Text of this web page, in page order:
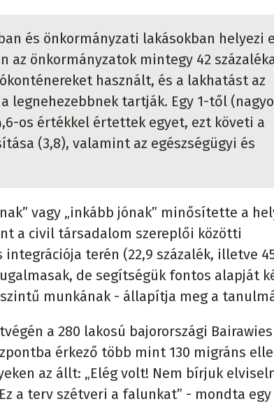
és önkormányzati lakásokban helyezi
önkormányzatok mintegy 42
használt, és a lakhatást az
legnehezebbnek tartják. Egy 1-től
os értékkel értettek egyet, ezt követi a
(3,8), valamint az egészségügyi és
vagy „inkább jónak” minősítette a
a civil társadalom szereplői közötti
terén (22,9 százalék, illetve
de segítségük fontos alapját
munkának - állapítja meg a
a 280 lakosú bajorországi Bairawies
érkező több mint 130 migráns
az állt: „Elég volt! Nem bírjuk
a terv szétveri a falunkat” - mondta egy